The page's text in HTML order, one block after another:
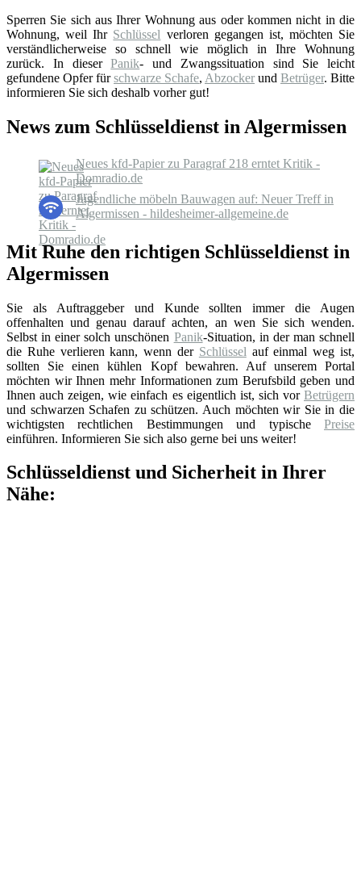
Sperren Sie sich aus Ihrer Wohnung aus oder kommen nicht in die
Wohnung, weil Ihr Schlüssel verloren gegangen ist, möchten Sie
verständlicherweise so schnell wie möglich in Ihre Wohnung
zurück. In dieserPanik- und Zwangssituation sind Sie leicht
gefundene Opfer fürschwarze Schafe, Abzocker und Betrüger. Bitte
informieren Sie sich deshalb vorher gut!
News zum Schlüsseldienst in Algermissen
Neues kfd-Papier zu Paragraf 218 erntet Kritik -
Domradio.de
Jugendliche möbeln Bauwagen auf: Neuer Treff in
Algermissen - hildesheimer-allgemeine.de
Mit Ruhe den richtigen Schlüsseldienst in
Algermissen
Sie als Auftraggeber und Kunde sollten immer die Augen
offenhalten und genau darauf achten, an wen Sie sich wenden.
Selbst in einer solch unschönen Panik-Situation, in der man schnell
die Ruhe verlieren kann, wenn der Schlüssel auf einmal weg ist,
sollten Sie einen kühlen Kopf bewahren. Auf unserem Portal
möchten wir Ihnen mehr Informationen zum Berufsbild geben und
Ihnen auch zeigen, wie einfach es eigentlich ist, sich vor Betrügern
und schwarzen Schafen zu schützen. Auch möchten wir Sie in die
wichtigsten rechtlichen Bestimmungen und typische Preise
einführen. Informieren Sie sich also gerne bei uns weiter!
Schlüsseldienst und Sicherheit in Ihrer
Nähe: